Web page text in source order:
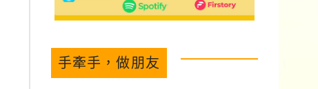
手牽手，做朋友